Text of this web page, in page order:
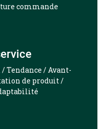
commande
Tendance / Avant-
de produit /